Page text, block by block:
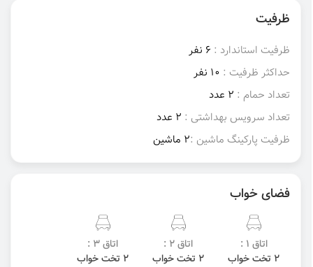
ظرفیت
ظرفیت استاندارد : 6 نفر
حداکثر ظرفیت : 10 نفر
تعداد حمام : 2 عدد
تعداد سرویس بهداشتی : 2 عدد
ظرفیت پارکینگ ماشین :2 ماشین
فضای خواب
اتاق 1 :
2 تخت خواب
اتاق 2 :
2 تخت خواب
اتاق 3 :
2 تخت خواب